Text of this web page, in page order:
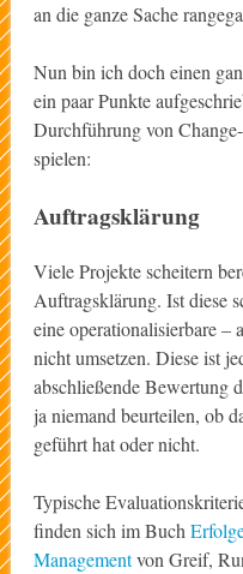
an die ganze Sache
Nun bin ich doch einen
ein paar Punkte
Durchführung von
spielen:
Auftragsklärung
Viele Projekte scheitern
Auftragsklärung. Ist diese
eine operationalisierbare –
nicht umsetzen. Diese ist
abschließende Bewertung
ja niemand beurteilen, ob
geführt hat oder nicht.
Typische
finden sich im Buch
Managementvon Greif,